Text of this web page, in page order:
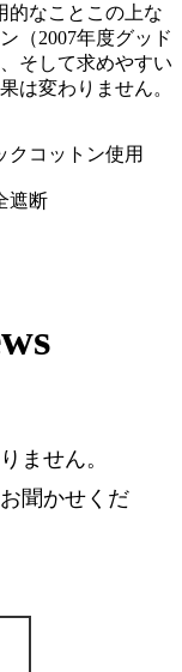
的なことこの上な
（2007年度グッド
そして求めやすい
は変わりません。
クコットン使用
遮断
ません。
聞かせくだ